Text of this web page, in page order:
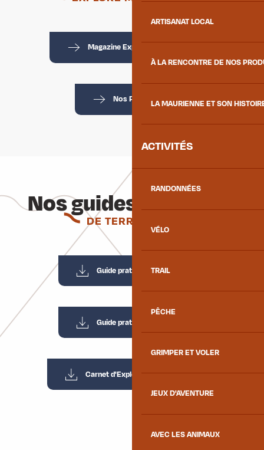
ARTISANAT LOCAL
À LA RENCONTRE DE NOS
LA MAURIENNE ET SON
ACTIVITÉS
RANDONNÉES
VÉLO
TRAIL
PÊCHE
GRIMPER ET VOLER
JEUX D'AVENTURE
AVEC LES ANIMAUX
Magazine Explore Maurienne #1
Nos Producteurs
Nos guides pratiques
DE TERRITOIRES
Guide pratique 2026
Guide pratique 2026
Carnet d'Exploration 2026 23MB